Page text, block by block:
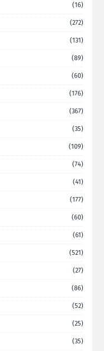
(16)
(272)
(131)
(89)
(60)
(176)
(367)
(35)
(109)
(74)
(41)
(177)
(60)
(61)
(521)
(27)
(86)
(52)
(25)
(35)